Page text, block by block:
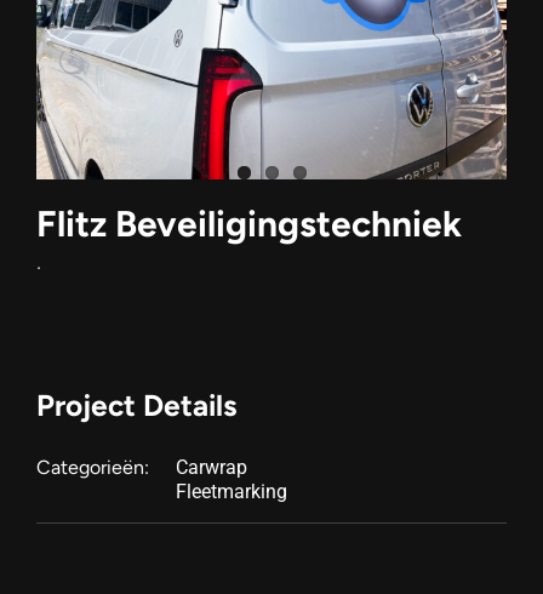
Flitz Beveiligingstechniek
.
Project Details
Categorieën:
Carwrap
Fleetmarking